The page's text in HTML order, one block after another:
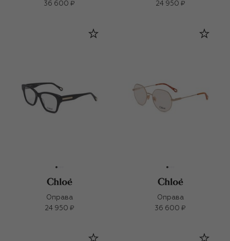
36 600 ₽
24 950 ₽
Оправа
24 950 ₽
Оправа
36 600 ₽